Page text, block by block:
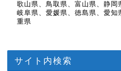
歌山県、鳥取県、富山県、静岡
岐阜県、愛媛県、徳島県、愛知
重県
サイト内検索